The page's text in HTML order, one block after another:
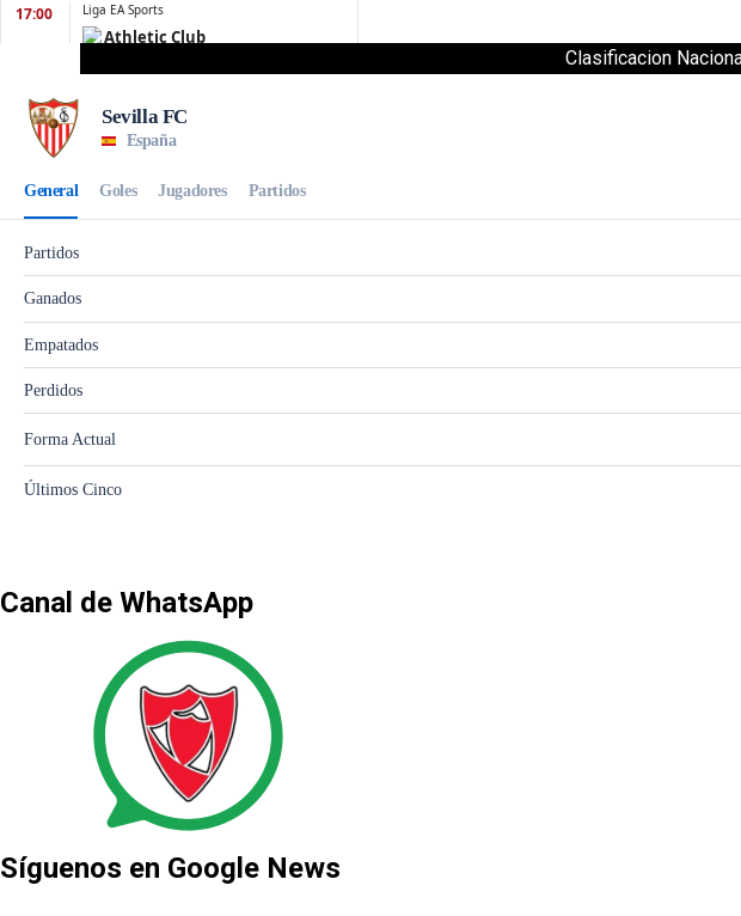
Clasificacion
Canal de WhatsApp
Síguenos en Google News